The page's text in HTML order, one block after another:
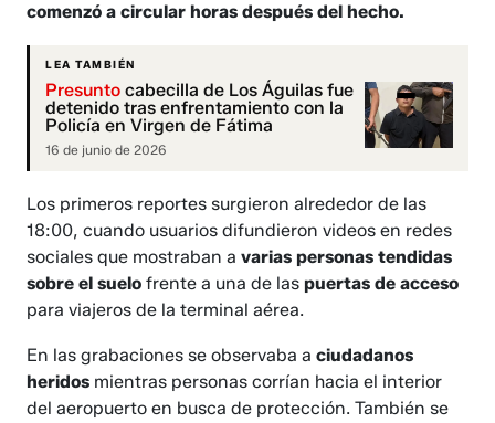
comenzó a circular horas después del hecho.
LEA TAMBIÉN
Presunto cabecilla de Los Águilas fue
detenido tras enfrentamiento con la
Policía en Virgen de Fátima
16 de junio de 2026
Los primeros reportes surgieron alrededor de las
18:00, cuando usuarios difundieron videos en redes
sociales que mostraban avarias personas tendidas
sobre el suelofrente a una de las puertas de acceso
para viajeros de la terminal aérea.
En las grabaciones se observaba a ciudadanos
heridos mientras personas corrían hacia el interior
del aeropuerto en busca de protección. También se